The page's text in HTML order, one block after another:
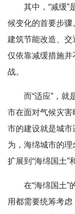
其中，“减缓”
候变化的首要步骤
建筑节能改造、交
仅依靠减缓措施
战。
而“适应”，就
市在面对气候灾
市的建设就是城市
为，海绵城市的
扩展到“海绵国土”
在“海绵国土”
用都需要统筹考